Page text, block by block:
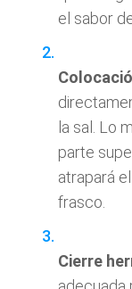
el sabor
la sal. Lo
parte
atrapará
frasco.
Cierre